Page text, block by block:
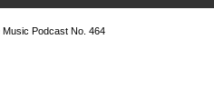
Music Podcast No. 464